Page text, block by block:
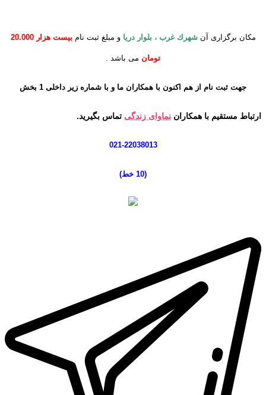
مکان برگزاری آنشهرك غرب ، بلوار دريا و مبلغ ثبت نام بيست هزار 20.000
تومان می باشد
جهت ثبت نام از هم اکنون با همکاران ما و با شماره زیر داخلی 1 بخش
ارتباط مستقیم با همکاران نماوای زندگی تماس بگیرید.
021-22038013
(10 خط )